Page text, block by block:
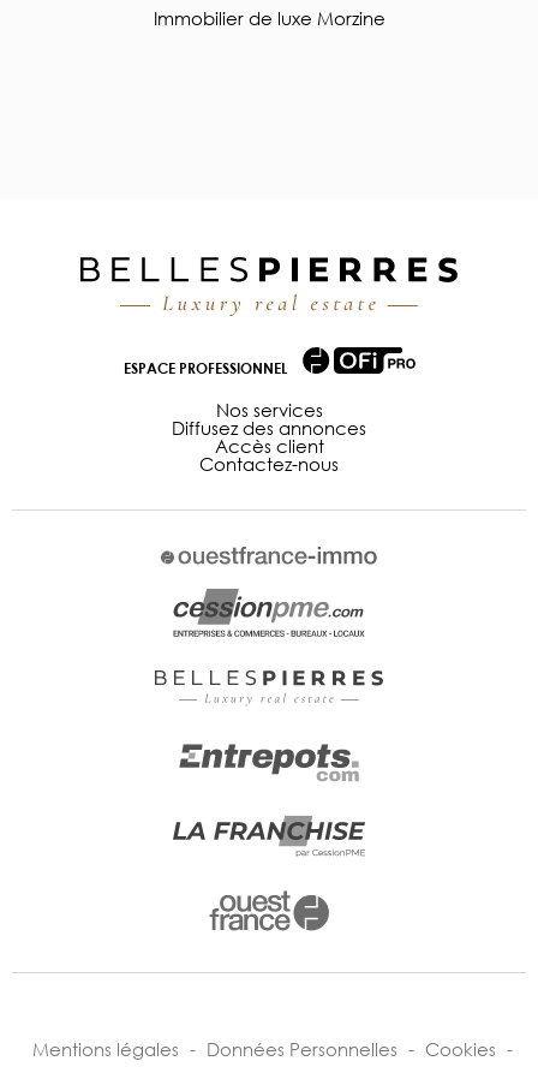
Immobilier de luxe Morzine
ESPACE PROFESSIONNEL
Nos services
Diffusez des annonces
Accès client
Contactez-nous
Mentions légales - Données Personnelles - Cookies -